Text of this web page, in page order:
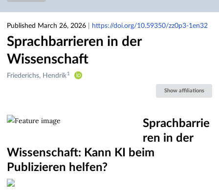
Published March 26, 2026 https://doi.org/10.59350/zz0p3-1en32
Sprachbarrieren in der
Wissenschaft
Creators
Friederichs, Hendrik 1
Show affiliations
Sprachbarrie
ren in der
Wissenschaft: Kann KI beim
Publizieren helfen?